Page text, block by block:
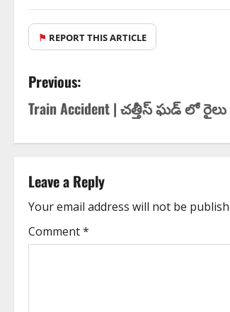
⚑ REPORT THIS ARTICLE
Previous:
Train Accident | చ‌త్తీస్ ఘ‌డ్ లో
Leave a Reply
Your email address will not be
Comment*